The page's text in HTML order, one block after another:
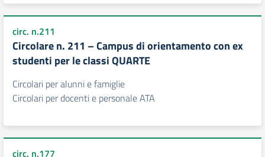
circ. n.211
Circolare n. 211 – Campus di orientamento con ex
studenti per le classi QUARTE
Circolari per alunni e famiglie
Circolari per docenti e personale ATA
circ. n.177